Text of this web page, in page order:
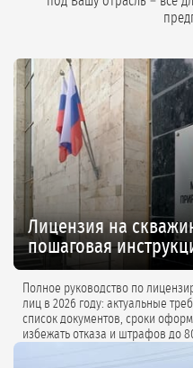
Лицензия на
пошаговая
Полное руководство по
лиц в 2026 году: актуальные требования законодательства, полный
список документов, сроки
избежать отказа и штрафов до